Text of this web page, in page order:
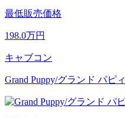
最低販売価格
198.0万円
キャブコン
Grand Puppy/グランド パピィ